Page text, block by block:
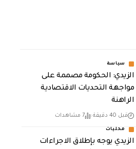
سياسة
الزيدي: الحكومة مصممة على
مواجهة التحديات الاقتصادية
الراهنة
قبل 40 دقيقة 7 مشاهدات
محليات
الزيدي يوجه بإطلاق الاجراءات